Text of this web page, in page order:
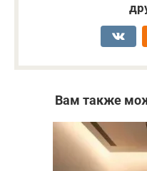
Вам также